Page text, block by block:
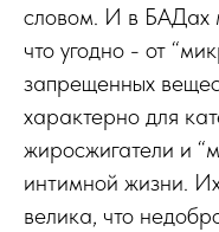
словом. И в БАДах
что угодно - от
запрещенных
характерно для
жиросжигатели и
интимной жизни.
велика, что